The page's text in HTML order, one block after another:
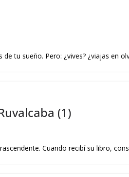
tu sueño. Pero: ¿vives? ¿viajas en
(1)
Cuando recibí su libro,